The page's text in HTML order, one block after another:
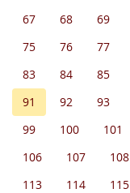
67
68 69
75
76 77
83
84 85
91
92 93
99
100 101
106
107 108
113
114 115